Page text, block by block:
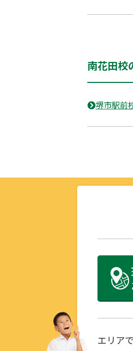
南花田校
堺市駅前
エリア